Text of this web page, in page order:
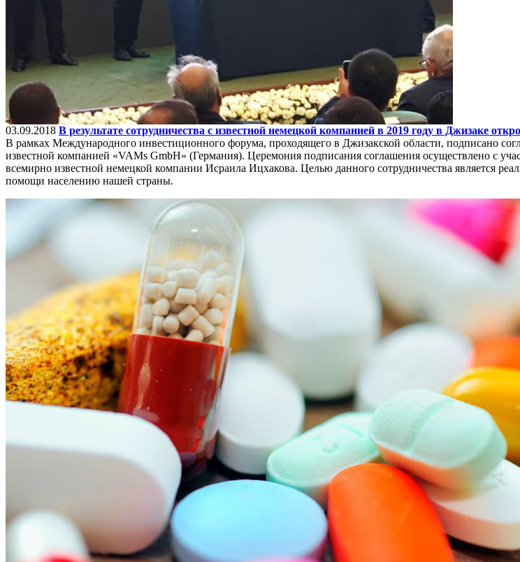
03.09.2018 В результате сотрудничества с известной немецкой компанией в 2019 году в Джизаке
В рамках Международного инвестиционного форума, проходящего в Джизакской области, подписано
известной компанией «VAMs GmbH» (Германия). Церемония подписания соглашения осуществлено с
всемирно известной немецкой компании Исраила Ицхакова. Целью данного сотрудничества является
помощи населению нашей страны.